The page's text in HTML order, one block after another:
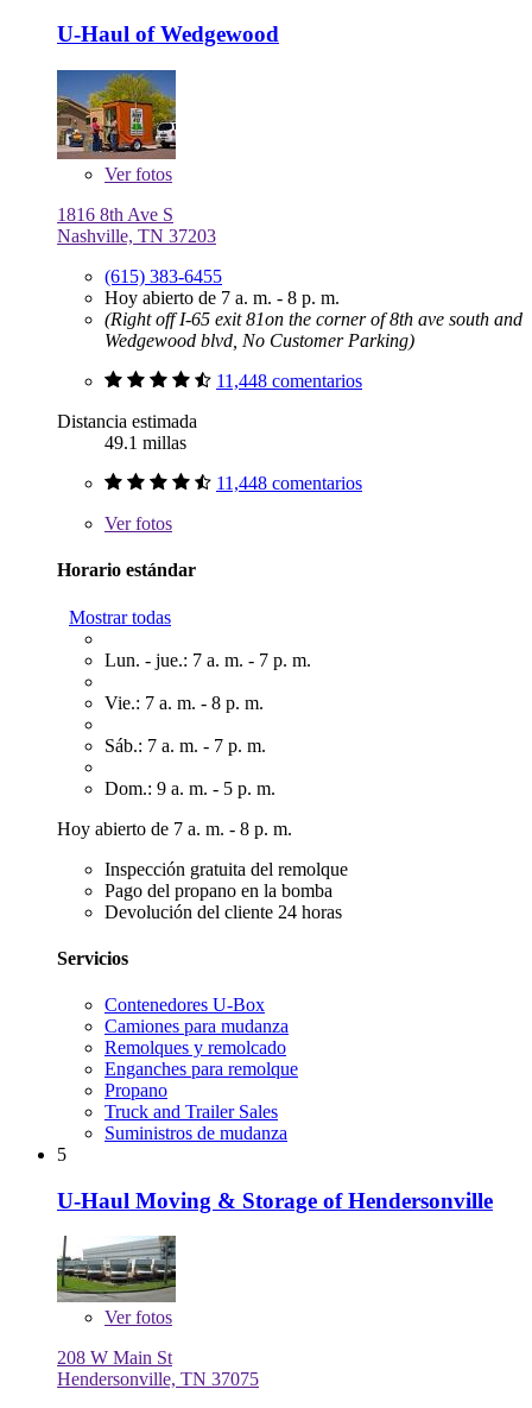
U-Haul of Wedgewood
Verfotos
1816 8th Ave S
Nashville, TN 37203
(615) 383-6455
Hoy abierto de 7 a. m. - 8 p. m.
(Right off I-65 exit 81on the corner of 8th ave south and
Wedgewood blvd, No Customer Parking)
11,448 comentarios
Distancia estimada
49.1 millas
11,448 comentarios
Verfotos
Horario estándar
Mostrar todas
Lun. - jue.: 7 a. m. - 7 p. m.
Vie.: 7 a. m. - 8 p. m.
Sáb.: 7 a. m. - 7 p. m.
Dom.: 9 a. m. - 5 p. m.
Hoy abierto de 7 a. m. - 8 p. m.
Inspección gratuita del remolque
Pago del propano en la bomba
Devolución del cliente 24 horas
Servicios
Contenedores U-Box
Camiones para mudanza
Remolques y remolcado
Enganches para remolque
Propano
Truck and Trailer Sales
Suministros de mudanza
5
U-Haul Moving & Storage of Hendersonville
Verfotos
208 W Main St
Hendersonville, TN 37075